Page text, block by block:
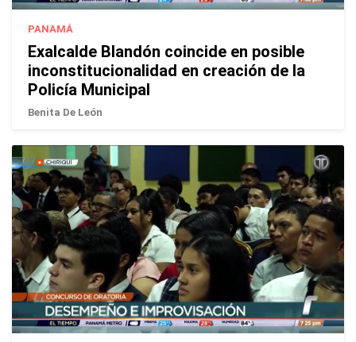
PANAMÁ
Exalcalde Blandón coincide en posible
inconstitucionalidad en creación de la
Policía Municipal
Benita De León